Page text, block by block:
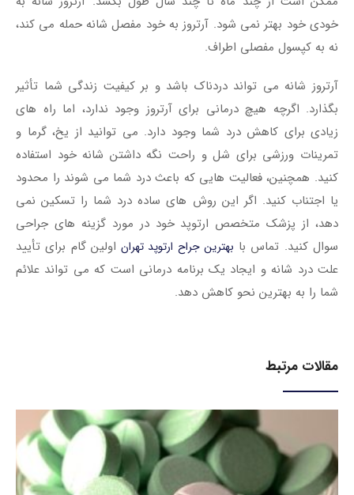
خودی خود بهتر نمی شود. آرتروز به خود مفصل شانه حمله می کند،
نه به کپسول مفصلی اطراف.
آرتروز شانه می تواند دردناک باشد و بر کیفیت زندگی شما تأثیر
بگذارد. اگرچه هیچ درمانی برای آرتروز وجود ندارد، اما راه های
زیادی برای کاهش درد شما وجود دارد. می توانید از یخ، گرما و
تمرینات ورزشی برای شل و راحت نگه داشتن شانه خود استفاده
کنید. همچنین، فعالیت هایی که باعث درد شما می شوند را محدود
یا اجتناب کنید. اگر این روش های ساده درد شما را تسکین نمی
دهد، از پزشک متخصص ارتوپد خود در مورد گزینه های جراحی
سوال کنید. تماس با بهترین جراح ارتوپد تهراناولین گام برای تأیید
علت درد شانه و ایجاد یک برنامه درمانی است که می تواند علائم
شما را به بهترین نحو کاهش دهد.
مقالات مرتبط